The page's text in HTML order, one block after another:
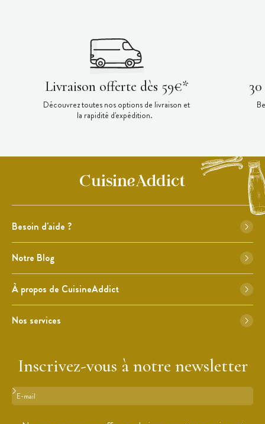
Livraison offerte dès 59€*
Découvrez toutes nos options de livraison et
la rapidité d'expédition.
Besoin d'aide ?
Notre Blog
À propos de CuisineAddict
Nos services
Inscrivez-vous à notre newsletter
Format : adresse@email.com